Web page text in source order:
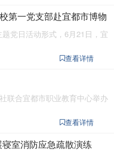
2023-07-26
2023-07-21
与管理专业面
2023-06-29
第一党支部赴宜都市博物
党日活动形式，6月21日，宜
查看详情
联合宜都市职业教育中心举办
查看详情
室消防应急疏散演练